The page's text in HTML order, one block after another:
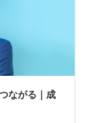
ながる｜成